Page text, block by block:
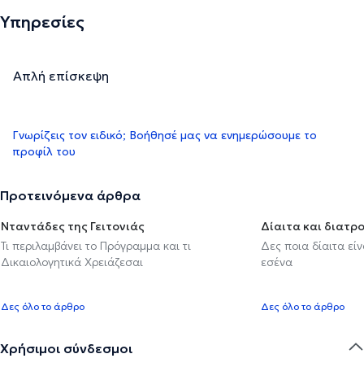
Υπηρεσίες
Απλή επίσκεψη
Γνωρίζεις τον ειδικό; Βοήθησέ μας να ενημερώσουμε το
προφίλ του
Προτεινόμενα άρθρα
Νταντάδες της Γειτονιάς
Τι περιλαμβάνει το Πρόγραμμα και τι
Δικαιολογητικά Χρειάζεσαι
Δες όλο το άρθρο
Δίαιτα και
Δες ποια δίαιτα
εσένα
Δες όλο το άρθρο
Χρήσιμοι σύνδεσμοι